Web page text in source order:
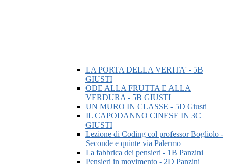
LA PORTA DELLA VERITA' - 5B
GIUSTI
ODE ALLA FRUTTA E ALLA
VERDURA - 5B GIUSTI
UN MURO IN CLASSE - 5D Giusti
IL CAPODANNO CINESE IN 3C
GIUSTI
Lezione di Coding col professor Bogliolo -
Seconde e quinte via Palermo
La fabbrica dei pensieri - 1B Panzini
Pensieri in movimento - 2D Panzini